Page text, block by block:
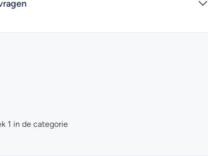
1 in de categorie